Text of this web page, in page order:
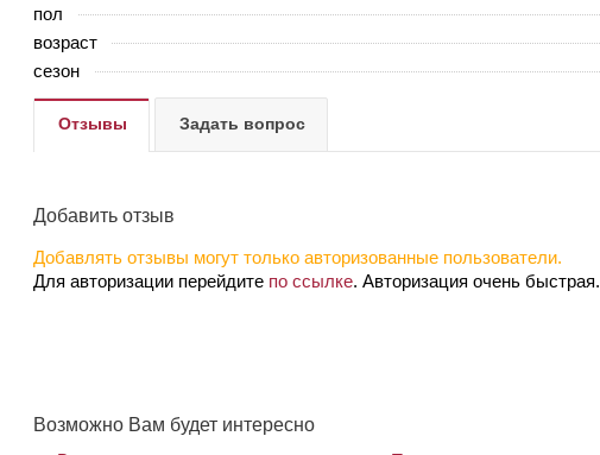
пол
возраст
сезон
Отзывы Задать вопрос
Добавить отзыв
Добавлять отзывы могут только авторизованные пользователи.
Для авторизации перейдите по ссылке. Авторизация очень быстрая.
Возможно Вам будет интересно